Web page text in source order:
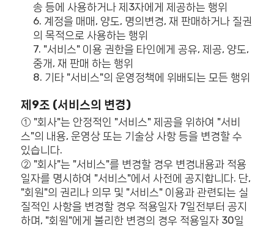
송 등에 사용하거나 제3자에게 제공하는 행위
6. 계정을 매매, 양도, 명의변경, 재 판매하거나 질권
의 목적으로 사용하는 행위
7. "서비스" 이용 권한을 타인에게 공유, 제공, 양도,
중개, 재 판매 하는 행위
8. 기타 "서비스"의 운영정책에 위배되는 모든 행위
제9조 (서비스의 변경)
① "회사"는 안정적인 "서비스" 제공을 위하여 "서비
스"의 내용, 운영상 또는 기술상 사항 등을 변경할 수
있습니다.
② "회사"는 "서비스"를 변경할 경우 변경내용과 적용
일자를 명시하여 "서비스"에서 사전에 공지합니다. 단,
"회원"의 권리나 의무 및 "서비스" 이용과 관련되는 실
질적인 사항을 변경할 경우 적용일자 7일전부터 공지
하며, "회원"에게 불리한 변경의 경우 적용일자 30일